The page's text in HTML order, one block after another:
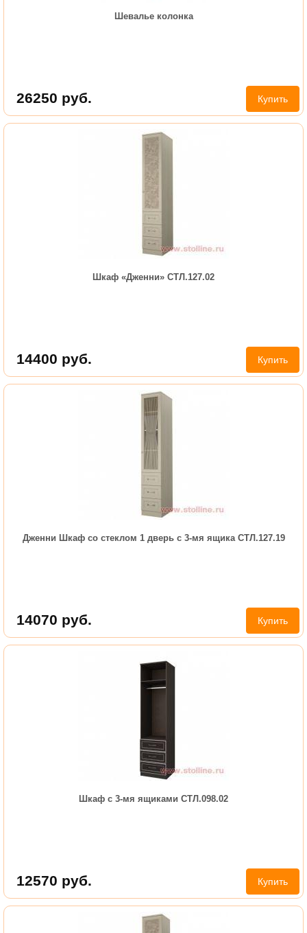
Шевалье колонка
26250 руб. Купить
Шкаф «Дженни» СТЛ.127.02
14400 руб. Купить
Дженни Шкаф со стеклом 1 дверь с 3-мя ящика СТЛ.127.19
14070 руб. Купить
Шкаф с 3-мя ящиками СТЛ.098.02
12570 руб. Купить